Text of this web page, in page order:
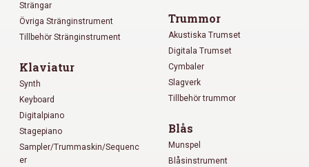
Strängar
Övriga Stränginstrument
Tillbehör Stränginstrument
Klaviatur
Synth
Keyboard
Digitalpiano
Stagepiano
Sampler/Trummaskin/Sequenc
er
Trummor
Akustiska Trumset
Digitala Trumset
Cymbaler
Slagverk
Tillbehör trummor
Blås
Munspel
Blåsinstrument